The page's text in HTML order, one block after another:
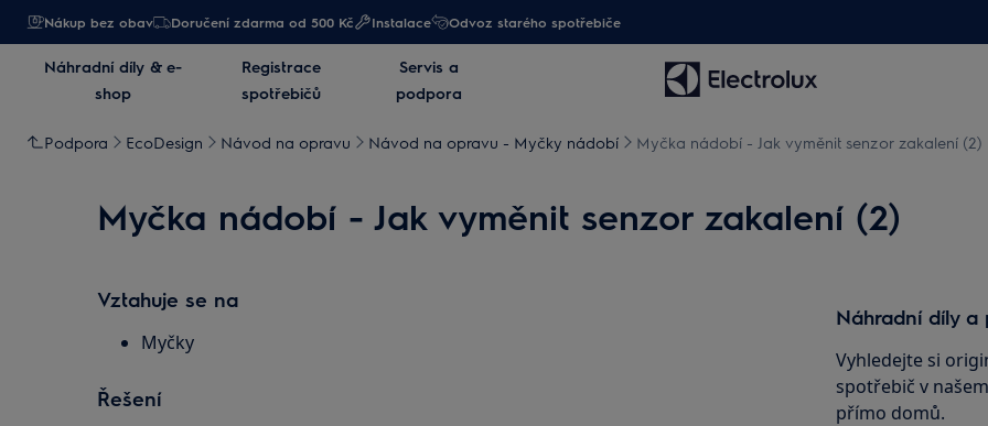
Nákup bez obav Doručení zdarma od 500 Kč Instalace Odvoz starého spotřebiče
Náhradní díly & e-
shop
Registrace
spotřebičů
Servis a
podpora
Podpora EcoDesign Návod na opravu Návod na opravu - Myčky nádobí Myčka nádobí - Jak vyměnit senzor zakalení (2)
Myčka nádobí - Jak vyměnit senzor zakalení (2)
Vztahuje se na
Myčky
Řešení
Náhradní díly a
Vyhledejte si
spotřebič v
přímo domů.